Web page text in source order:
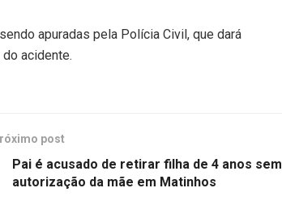
apuradas pela Polícia Civil, que dará
acidente.
post
Pai é acusado de retirar filha de 4 anos sem
autorização da mãe em Matinhos